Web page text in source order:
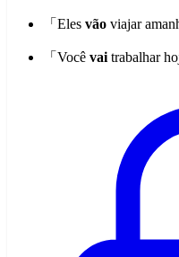
「Eles vão viajar
「Você vai trabalhar